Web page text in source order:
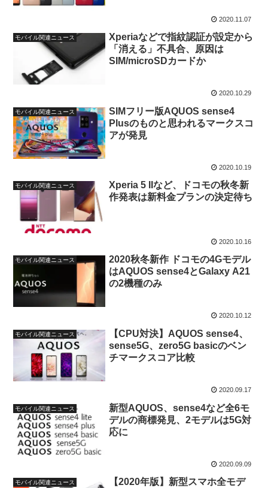
2020.11.07
モバイル関連ニュース
Xperiaなどで指紋認証が設定から
「消える」不具合、原因は
SIM/microSDカードか
2020.10.29
モバイル関連ニュース
SIMフリー版AQUOS sense4
Plusのものと思われるマークスコ
アが発見
2020.10.19
モバイル関連ニュース
Xperia 5 IIなど、ドコモの秋冬新
作発表は新料金プランの決定待ち
2020.10.16
モバイル関連ニュース
2020秋冬新作 ドコモの4Gモデル
はAQUOS sense4とGalaxy A21
の2機種のみ
2020.10.12
モバイル関連ニュース
【CPU対決】AQUOS sense4、
sense5G、zero5G basicのベン
チマークスコア比較
2020.09.17
モバイル関連ニュース
新型AQUOS、sense4など全6モ
デルの商標発見、2モデルは5G対
応に
2020.09.09
モバイル関連ニュース
【2020年版】新型スマホ全モデ